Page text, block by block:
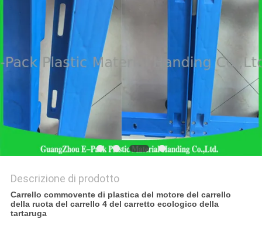
Descrizione di prodotto
Carrello commovente di plastica del motore del carrello
della ruota del carrello 4 del carretto ecologico della
tartaruga